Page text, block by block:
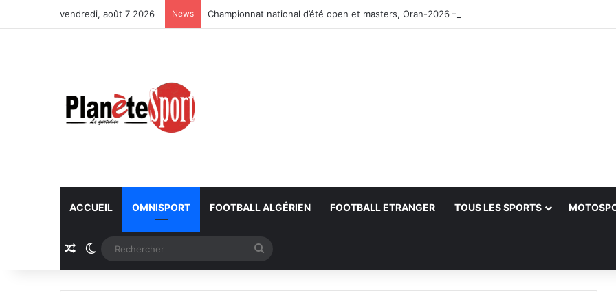
vendredi, août 7 2026 News Championnat national d’été open et masters, Oran-2026 — Le CRB s’adjuge le titre
ACCUEIL OMNISPORT FOOTBALL ALGÉRIEN FOOTBALL ETRANGER TOUS LES SPORTS
Article Aléatoire
Switch skin